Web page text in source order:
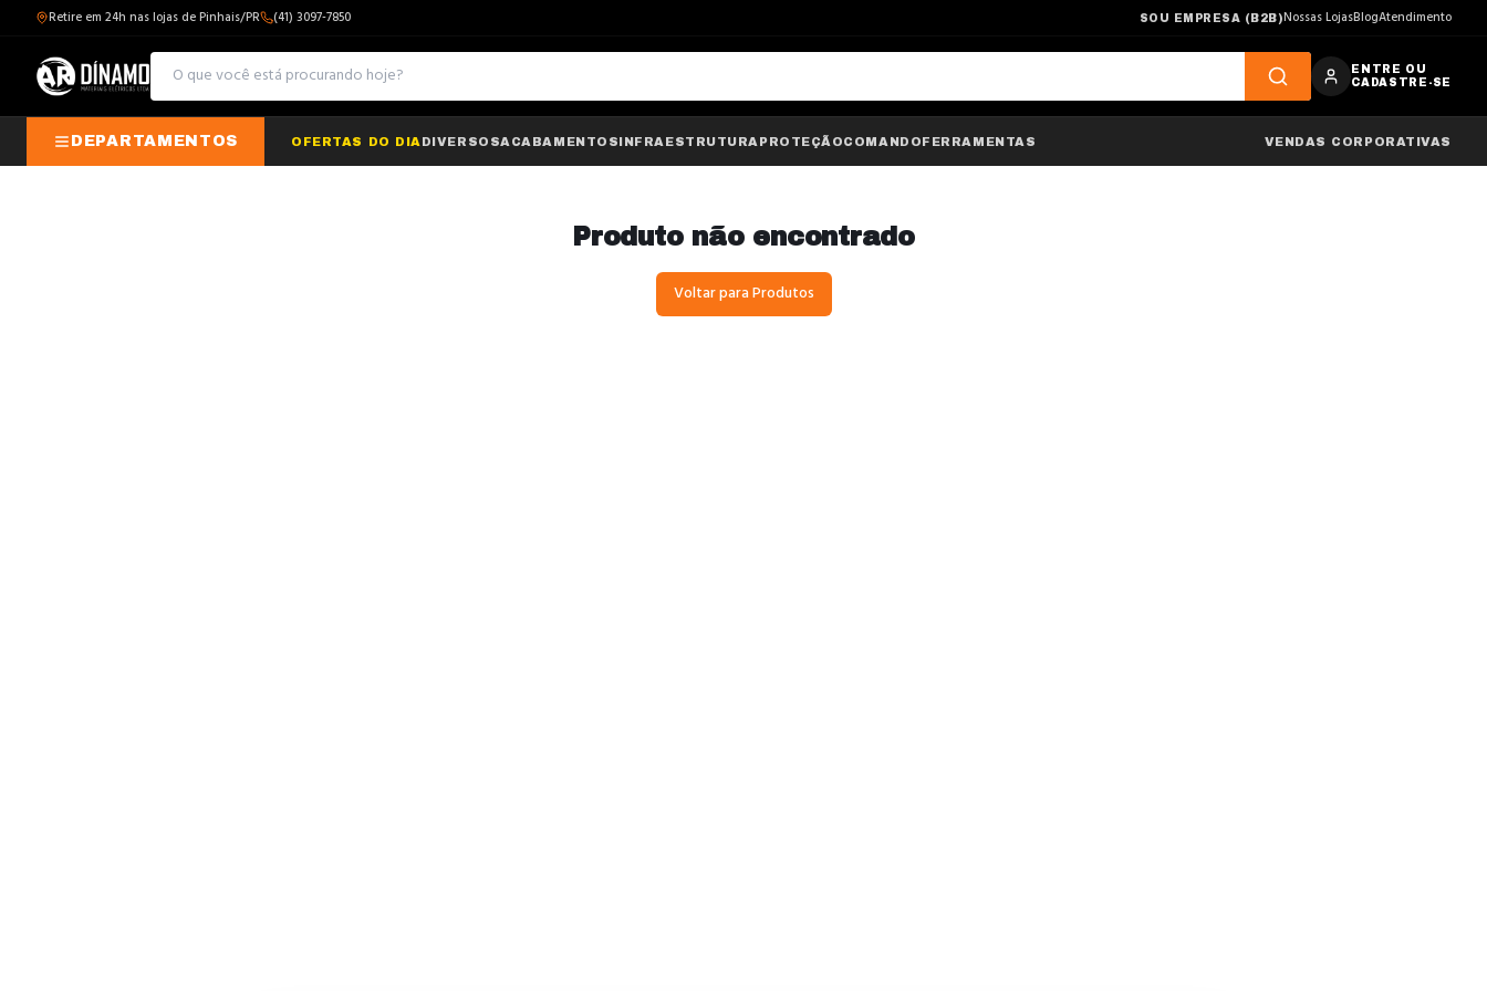
Retire em 24h nas lojas de Pinhais/PR (41) 3097-7850 SOU EMPRESA (B2B)Nossas LojasBlogAtendimento
ENTRE OU
CADASTRE-SE
DEPARTAMENTOS OFERTAS DO DIA DIVERSOSACABAMENTOSINFRAESTRUTURA PROTEÇÃOCOMANDOFERRAMENTAS VENDAS CORPORATIVAS
Produto não encontrado
Voltar para Produtos